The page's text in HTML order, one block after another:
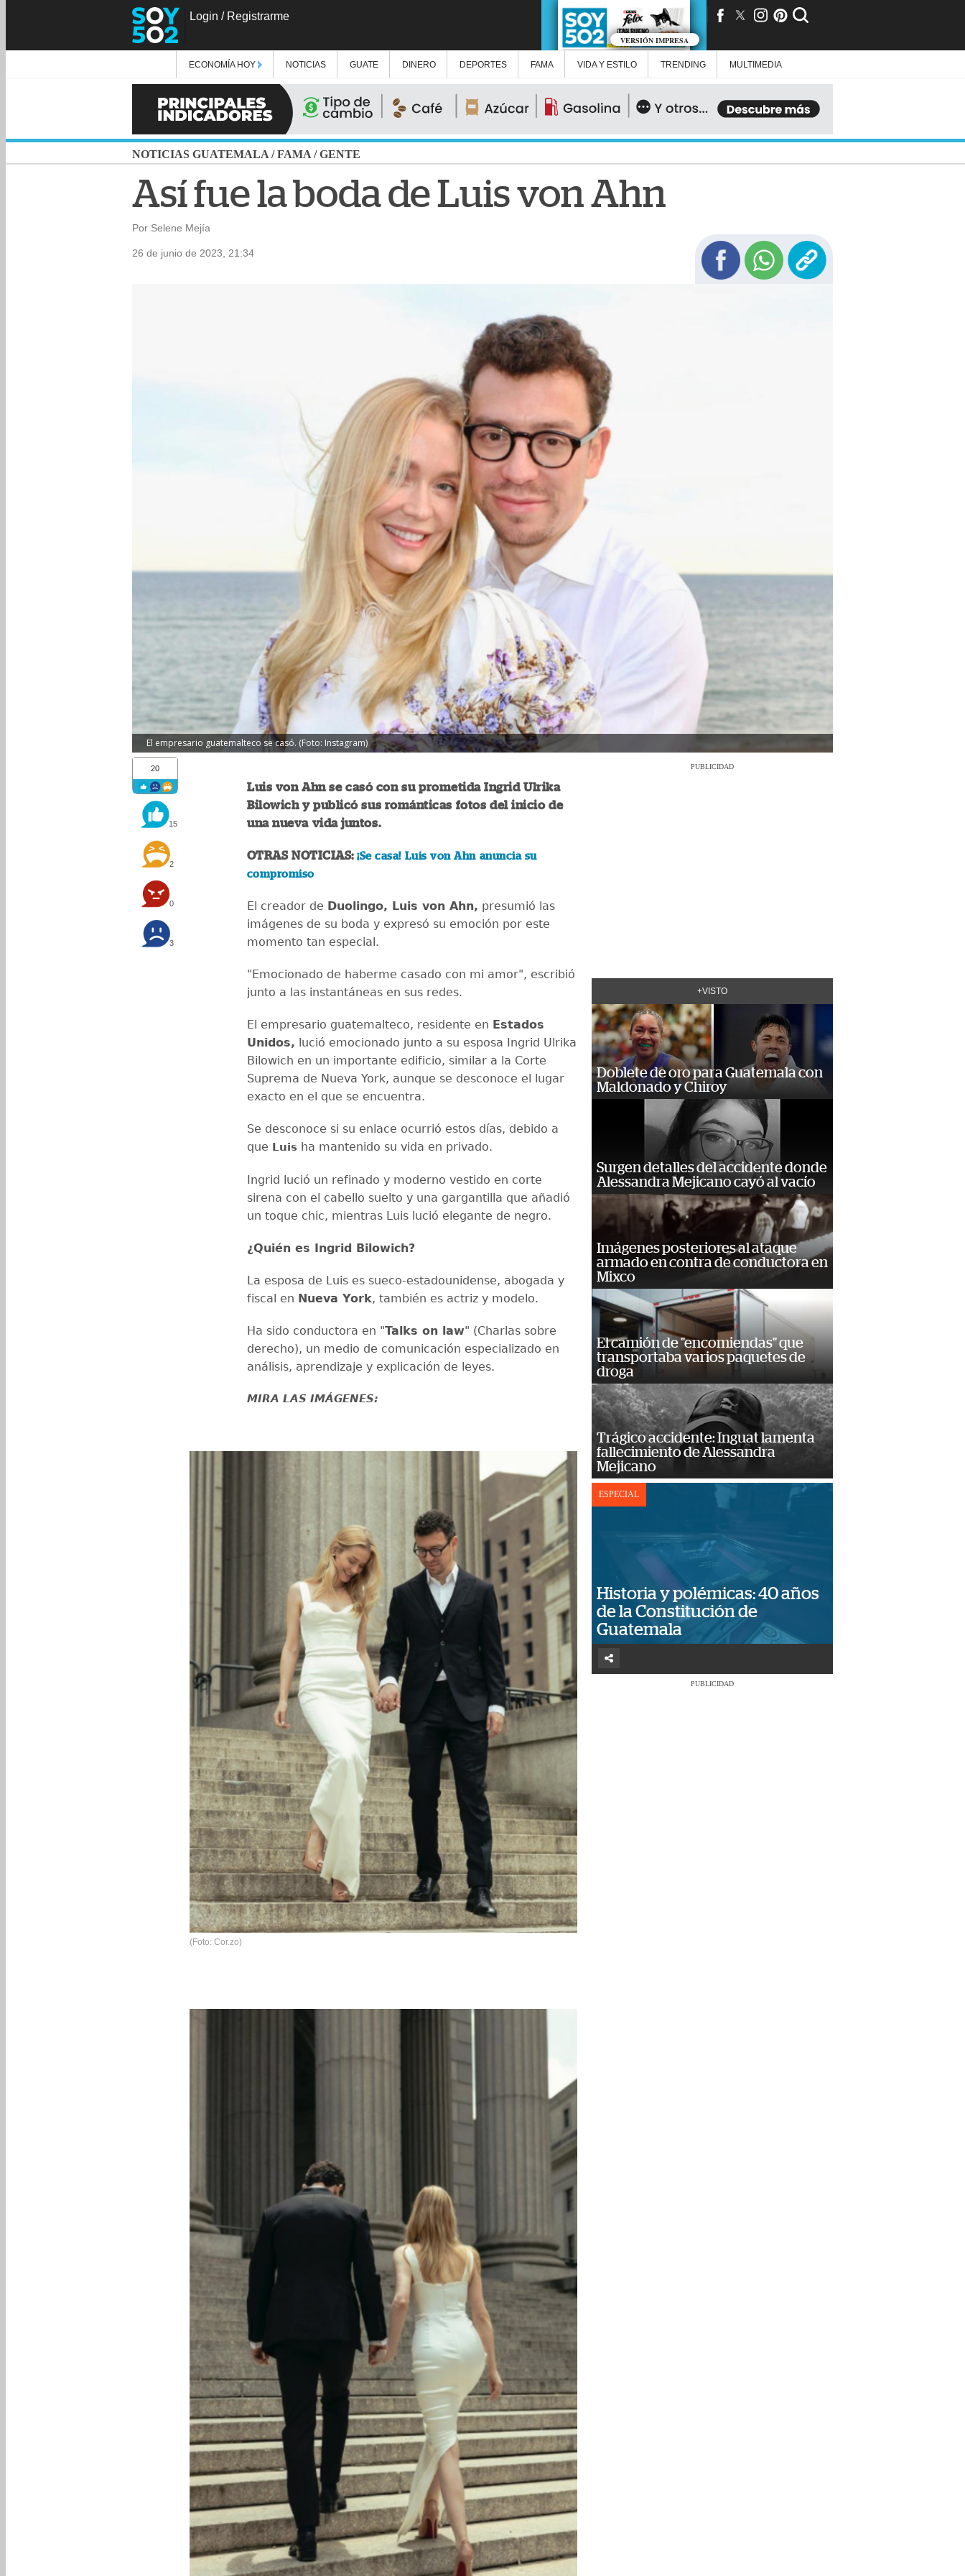
Login / Registrarme
VERSIÓN IMPRESA
ECONOMÍA HOY NOTICIAS GUATE DINERO DEPORTES FAMA VIDA Y ESTILO TRENDING MULTIMEDIA
NOTICIAS GUATEMALA /FAMA /GENTE
Así fue la boda de Luis von Ahn
Por Selene Mejía
26 de junio de 2023, 21:34
El empresario guatemalteco se casó. (Foto: Instagram)
20
15
2
0
3
Luis von Ahn se casó con su prometida Ingrid Ulrika
Bilowich y publicó sus románticas fotos del inicio de
una nueva vida juntos.
OTRAS NOTICIAS:¡Se casa! Luis von Ahn anuncia su
compromiso
El creador de Duolingo, Luis von Ahn, presumió las
imágenes de su boda y expresó su emoción por este
momento tan especial.
"Emocionado de haberme casado con mi amor", escribió
junto a las instantáneas en sus redes.
El empresario guatemalteco, residente en Estados
Unidos, lució emocionado junto a su esposa Ingrid Ulrika
Bilowich en un importante edificio, similar a la Corte
Suprema de Nueva York, aunque se desconoce el lugar
exacto en el que se encuentra.
Se desconoce si su enlace ocurrió estos días, debido a
que Luis ha mantenido su vida en privado.
Ingrid lució un refinado y moderno vestido en corte
sirena con el cabello suelto y una gargantilla que añadió
un toque chic, mientras Luis lució elegante de negro.
¿Quién es Ingrid Bilowich?
La esposa de Luis es sueco-estadounidense, abogada y
fiscal en Nueva York, también es actriz y modelo.
Ha sido conductora en "Talks on law" (Charlas sobre
derecho), un medio de comunicación especializado en
análisis, aprendizaje y explicación de leyes.
MIRA LAS IMÁGENES:
(Foto: Cor.zo)
PUBLICIDAD
+VISTO
Doblete de oro para Guatemala con
Maldonado y Chiroy
Surgen detalles del accidente donde
Alessandra Mejicano cayó al vacío
Imágenes posteriores al ataque
armado en contra de conductora en
Mixco
El camión de "encomiendas" que
transportaba varios paquetes de
droga
Trágico accidente: Inguat lamenta
fallecimiento de Alessandra
Mejicano
ESPECIAL
Historia y polémicas: 40 años
de la Constitución de
Guatemala
PUBLICIDAD